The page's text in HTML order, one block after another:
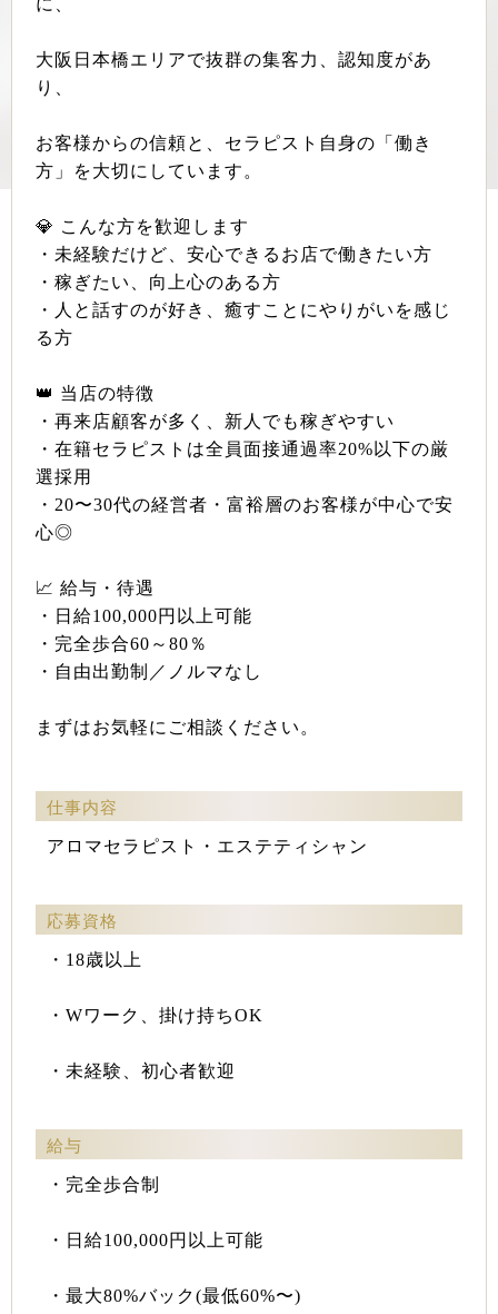
大阪日本橋エリアで抜群の集客力、認知度があ
り、
お客様からの信頼と、セラピスト自身の「働き
方」を大切にしています。
💎 こんな方を歓迎します
・未経験だけど、安心できるお店で働きたい方
・稼ぎたい、向上心のある方
・人と話すのが好き、癒すことにやりがいを感じ
る方
👑 当店の特徴
・再来店顧客が多く、新人でも稼ぎやすい
・在籍セラピストは全員面接通過率20%以下の厳
選採用
・20〜30代の経営者・富裕層のお客様が中心で安
心◎
📈 給与・待遇
・日給100,000円以上可能
・完全歩合60～80％
・自由出勤制／ノルマなし
まずはお気軽にご相談ください。
仕事内容
アロマセラピスト・エステティシャン
応募資格
・18歳以上
・Wワーク、掛け持ちOK
・未経験、初心者歓迎
給与
・完全歩合制
・日給100,000円以上可能
・最大80%バック(最低60%〜)